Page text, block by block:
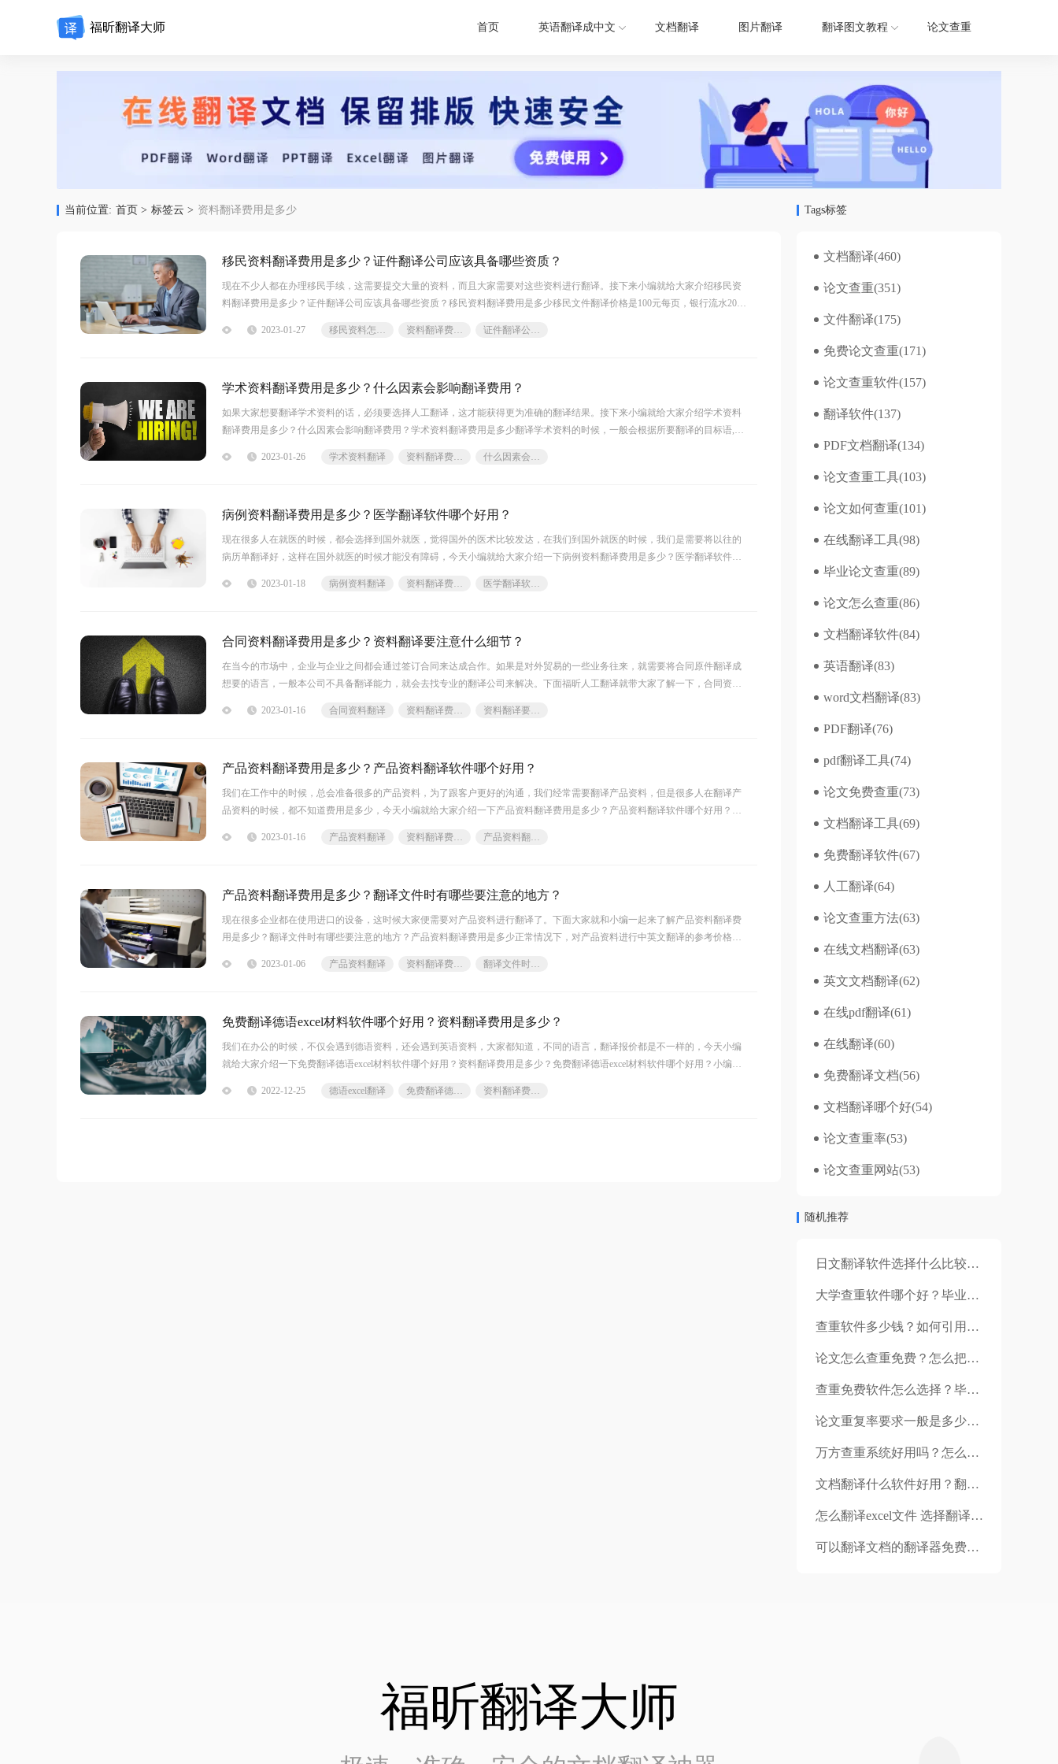
福昕翻译大师 首页 英语翻译成中文 文档翻译 图片翻译 翻译图文教程 论文查重
当前位置: 首页 > 标签云 > 资料翻译费用是多少
移民资料翻译费用是多少？证件翻译公司应该具备哪些资质？
现在不少人都在办理移民手续，这需要提交大量的资料，而且大家需要对这些资料进行翻译。接下来小编就给大家介绍移民资
料翻译费用是多少？证件翻译公司应该具备哪些资质？移民资料翻译费用是多少移民文件翻译价格是100元每页，银行流水200-
2023-01-27
移民资料怎么翻译 资料翻译费用是多少 证件翻译公司应该具备哪些资质
学术资料翻译费用是多少？什么因素会影响翻译费用？
如果大家想要翻译学术资料的话，必须要选择人工翻译，这才能获得更为准确的翻译结果。接下来小编就给大家介绍学术资料
翻译费用是多少？什么因素会影响翻译费用？学术资料翻译费用是多少翻译学术资料的时候，一般会根据所要翻译的目标语,所
2023-01-26
学术资料翻译 资料翻译费用是多少 什么因素会影响翻译费用
病例资料翻译费用是多少？医学翻译软件哪个好用？
现在很多人在就医的时候，都会选择到国外就医，觉得国外的医术比较发达，在我们到国外就医的时候，我们是需要将以往的
病历单翻译好，这样在国外就医的时候才能没有障碍，今天小编就给大家介绍一下病例资料翻译费用是多少？医学翻译软件哪
2023-01-18
病例资料翻译 资料翻译费用是多少 医学翻译软件哪个好用
合同资料翻译费用是多少？资料翻译要注意什么细节？
在当今的市场中，企业与企业之间都会通过签订合同来达成合作。如果是对外贸易的一些业务往来，就需要将合同原件翻译成
想要的语言，一般本公司不具备翻译能力，就会去找专业的翻译公司来解决。下面福昕人工翻译就带大家了解一下，合同资料
2023-01-16
合同资料翻译 资料翻译费用是多少 资料翻译要注意什么细节
产品资料翻译费用是多少？产品资料翻译软件哪个好用？
我们在工作中的时候，总会准备很多的产品资料，为了跟客户更好的沟通，我们经常需要翻译产品资料，但是很多人在翻译产
品资料的时候，都不知道费用是多少，今天小编就给大家介绍一下产品资料翻译费用是多少？产品资料翻译软件哪个好用？产
2023-01-16
产品资料翻译 资料翻译费用是多少 产品资料翻译软件哪个好用
产品资料翻译费用是多少？翻译文件时有哪些要注意的地方？
现在很多企业都在使用进口的设备，这时候大家便需要对产品资料进行翻译了。下面大家就和小编一起来了解产品资料翻译费
用是多少？翻译文件时有哪些要注意的地方？产品资料翻译费用是多少正常情况下，对产品资料进行中英文翻译的参考价格为
2023-01-06
产品资料翻译 资料翻译费用是多少 翻译文件时有哪些要注意的地方
免费翻译德语excel材料软件哪个好用？资料翻译费用是多少？
我们在办公的时候，不仅会遇到德语资料，还会遇到英语资料，大家都知道，不同的语言，翻译报价都是不一样的，今天小编
就给大家介绍一下免费翻译德语excel材料软件哪个好用？资料翻译费用是多少？免费翻译德语excel材料软件哪个好用？小编觉
2022-12-25
德语excel翻译 免费翻译德语excel材料软件 资料翻译费用是多少
Tags标签
文档翻译(460)
论文查重(351)
文件翻译(175)
免费论文查重(171)
论文查重软件(157)
翻译软件(137)
PDF文档翻译(134)
论文查重工具(103)
论文如何查重(101)
在线翻译工具(98)
毕业论文查重(89)
论文怎么查重(86)
文档翻译软件(84)
英语翻译(83)
word文档翻译(83)
PDF翻译(76)
pdf翻译工具(74)
论文免费查重(73)
文档翻译工具(69)
免费翻译软件(67)
人工翻译(64)
论文查重方法(63)
在线文档翻译(63)
英文文档翻译(62)
在线pdf翻译(61)
在线翻译(60)
免费翻译文档(56)
文档翻译哪个好(54)
论文查重率(53)
论文查重网站(53)
随机推荐
日文翻译软件选择什么比较好用呢？福昕翻译大师免费在线翻译流程介绍
大学查重软件哪个好？毕业论文查重的原因是什么？
查重软件多少钱？如何引用才不算抄袭？
论文怎么查重免费？怎么把论文重复率降下来？
查重免费软件怎么选择？毕业论文哪些部分重复率比较高？
论文重复率要求一般是多少？论文如何修改降低查重？
万方查重系统好用吗？怎么修改论文的重复率？
文档翻译什么软件好用？翻译论文的时候要注意什么？
怎么翻译excel文件 选择翻译公司的时候要注意什么
可以翻译文档的翻译器免费哪个好用？文档翻译操作流程?
福昕翻译大师